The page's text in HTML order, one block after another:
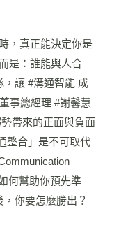
，真正能決定你是
是：誰能與人合
讓 #溝通智能 成
事總經理 #謝馨慧
帶來的正面與負面
整合」是不可取代
何幫助你預先準
你要怎麼勝出？